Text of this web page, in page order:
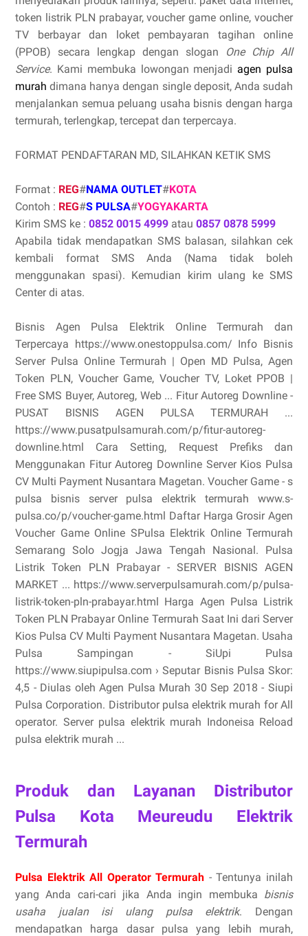
token listrik PLN prabayar, voucher game online, voucher
TV berbayar dan loket pembayaran tagihan online
(PPOB) secara lengkap dengan slogan
One Chip All
Service. Kami membuka lowongan menjadi agen pulsa
murah dimana hanya dengan single deposit, Anda sudah
menjalankan semua peluang usaha bisnis dengan harga
termurah, terlengkap, tercepat dan terpercaya.
FORMAT PENDAFTARAN MD, SILAHKAN KETIK SMS
Format : REG#NAMA OUTLET#KOTA
Contoh : REG#S PULSA#YOGYAKARTA
Kirim SMS ke : 0852 0015 4999 atau 0857 0878 5999
Apabila tidak mendapatkan SMS balasan, silahkan cek
kembali format SMS Anda (Nama tidak boleh
menggunakan spasi). Kemudian kirim ulang ke SMS
Center di atas.
Bisnis Agen Pulsa Elektrik Online Termurah dan
Terpercaya https://www.onestoppulsa.com/ Info Bisnis
Server Pulsa Online Termurah | Open MD Pulsa, Agen
Token PLN, Voucher Game, Voucher TV, Loket PPOB |
Free SMS Buyer, Autoreg, Web ... Fitur Autoreg Downline -
PUSAT BISNIS AGEN PULSA TERMURAH ...
https://www.pusatpulsamurah.com/p/fitur-autoreg-
downline.html Cara Setting, Request Prefiks dan
Menggunakan Fitur Autoreg Downline Server Kios Pulsa
CV Multi Payment Nusantara Magetan. Voucher Game - s
pulsa bisnis server pulsa elektrik termurah www.s-
pulsa.co/p/voucher-game.html Daftar Harga Grosir Agen
Voucher Game Online SPulsa Elektrik Online Termurah
Semarang Solo Jogja Jawa Tengah Nasional. Pulsa
Listrik Token PLN Prabayar - SERVER BISNIS AGEN
MARKET ... https://www.serverpulsamurah.com/p/pulsa-
listrik-token-pln-prabayar.html Harga Agen Pulsa Listrik
Token PLN Prabayar Online Termurah Saat Ini dari Server
Kios Pulsa CV Multi Payment Nusantara Magetan. Usaha
Pulsa Sampingan - SiUpi Pulsa
https://www.siupipulsa.com › Seputar Bisnis Pulsa Skor:
4,5 - ‎Diulas oleh Agen Pulsa Murah 30 Sep 2018 - Siupi
Pulsa Corporation. Distributor pulsa elektrik murah for All
operator. Server pulsa elektrik murah Indoneisa Reload
pulsa elektrik murah ...
Produk dan Layanan Distributor
Pulsa Kota Meureudu Elektrik
Termurah
Pulsa Elektrik All Operator Termurah - Tentunya inilah
yang Anda cari-cari jika Anda ingin membuka bisnis
usaha jualan isi ulang pulsa elektrik. Dengan
mendapatkan harga dasar pulsa yang lebih murah,